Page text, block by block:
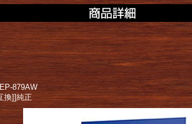
879AW
換]]純正